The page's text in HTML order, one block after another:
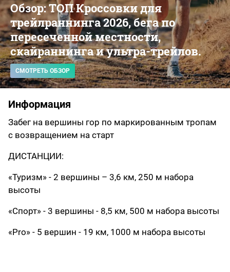
Обзор: ТОП Кроссовки для
трейлраннинга 2026, бега по
пересеченной местности,
скайраннинга и ультра-трейлов.
СМОТРЕТЬ ОБЗОР
Информация
Забег на вершины гор по маркированным тропам
с возвращением на старт
ДИСТАНЦИИ:
«Туризм» - 2 вершины – 3,6 км, 250 м набора
высоты
«Спорт» - 3 вершины - 8,5 км, 500 м набора высоты
«Pro» - 5 вершин - 19 км, 1000 м набора высоты